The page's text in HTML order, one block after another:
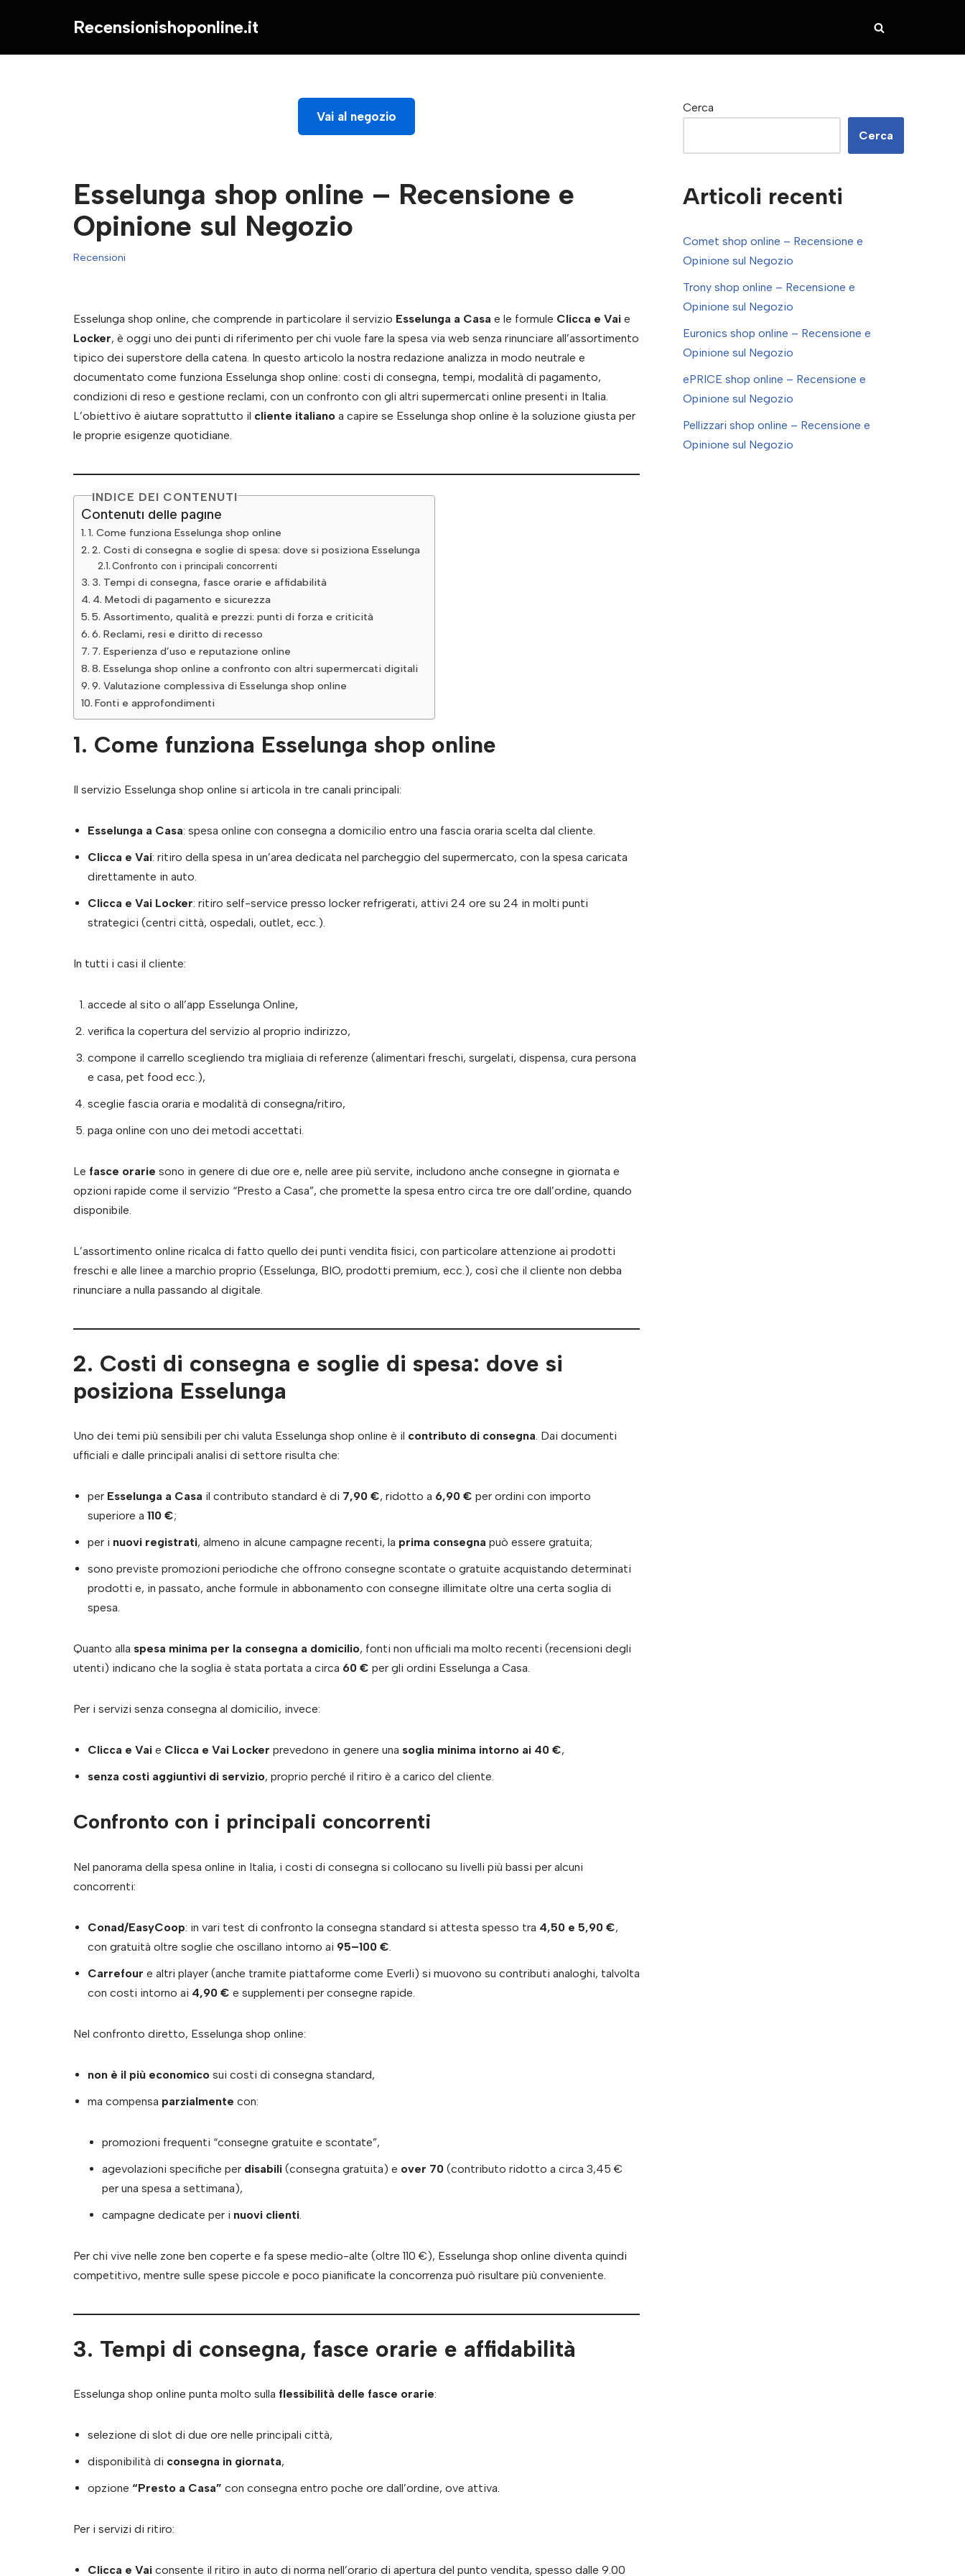
al
Recensionishoponline.it
Vai al negozio
Esselunga shop online – Recensione e
Opinione sul Negozio
Recensioni
Esselunga shop online, che comprende in particolare il servizio Esselunga a Casa e le formule Clicca e Vai e
Locker, è oggi uno dei punti di riferimento per chi vuole fare la spesa via web senza rinunciare all’assortimento
tipico dei superstore della catena. In questo articolo la nostra redazione analizza in modo neutrale e
documentato come funziona Esselunga shop online: costi di consegna, tempi, modalità di pagamento,
condizioni di reso e gestione reclami, con un confronto con gli altri supermercati online presenti in Italia.
L’obiettivo è aiutare soprattutto il cliente italiano a capire se Esselunga shop online è la soluzione giusta per
le proprie esigenze quotidiane.
INDICE DEI CONTENUTI
Contenuti delle pagine
1. Come funziona Esselunga shop online
2. Costi di consegna e soglie di spesa: dove si posiziona Esselunga
Confronto con i principali concorrenti
3. Tempi di consegna, fasce orarie e affidabilità
4. Metodi di pagamento e sicurezza
5. Assortimento, qualità e prezzi: punti di forza e criticità
6. Reclami, resi e diritto di recesso
7. Esperienza d’uso e reputazione online
8. Esselunga shop online a confronto con altri supermercati digitali
9. Valutazione complessiva di Esselunga shop online
Fonti e approfondimenti
1. Come funziona Esselunga shop online
Il servizio Esselunga shop online si articola in tre canali principali:
Esselunga a Casa: spesa online con consegna a domicilio entro una fascia oraria scelta dal cliente.
Clicca e Vai: ritiro della spesa in un’area dedicata nel parcheggio del supermercato, con la spesa caricata
direttamente in auto.
Clicca e Vai Locker: ritiro self-service presso locker refrigerati, attivi 24 ore su 24 in molti punti
strategici (centri città, ospedali, outlet, ecc.).
In tutti i casi il cliente:
accede al sito o all’app Esselunga Online,
verifica la copertura del servizio al proprio indirizzo,
compone il carrello scegliendo tra migliaia di referenze (alimentari freschi, surgelati, dispensa, cura persona
e casa, pet food ecc.),
sceglie fascia oraria e modalità di consegna/ritiro,
paga online con uno dei metodi accettati.
Le fasce orarie sono in genere di due ore e, nelle aree più servite, includono anche consegne in giornata e
opzioni rapide come il servizio “Presto a Casa”, che promette la spesa entro circa tre ore dall’ordine, quando
disponibile.
L’assortimento online ricalca di fatto quello dei punti vendita fisici, con particolare attenzione ai prodotti
freschi e alle linee a marchio proprio (Esselunga, BIO, prodotti premium, ecc.), così che il cliente non debba
rinunciare a nulla passando al digitale.
2. Costi di consegna e soglie di spesa: dove si
posiziona Esselunga
Uno dei temi più sensibili per chi valuta Esselunga shop online è il contributo di consegna. Dai documenti
ufficiali e dalle principali analisi di settore risulta che:
per Esselunga a Casa il contributo standard è di 7,90 €, ridotto a 6,90 € per ordini con importo
superiore a 110 €;
per i nuovi registrati, almeno in alcune campagne recenti, la prima consegna può essere gratuita;
sono previste promozioni periodiche che offrono consegne scontate o gratuite acquistando determinati
prodotti e, in passato, anche formule in abbonamento con consegne illimitate oltre una certa soglia di
spesa.
Quanto alla spesa minima per la consegna a domicilio, fonti non ufficiali ma molto recenti (recensioni degli
utenti) indicano che la soglia è stata portata a circa 60 € per gli ordini Esselunga a Casa.
Per i servizi senza consegna al domicilio, invece:
Clicca e Vai e Clicca e Vai Locker prevedono in genere una soglia minima intorno ai 40 €,
senza costi aggiuntivi di servizio, proprio perché il ritiro è a carico del cliente.
Confronto con i principali concorrenti
Nel panorama della spesa online in Italia, i costi di consegna si collocano su livelli più bassi per alcuni
concorrenti:
Conad/EasyCoop: in vari test di confronto la consegna standard si attesta spesso tra 4,50 e 5,90 €,
con gratuità oltre soglie che oscillano intorno ai 95–100 €.
Carrefour e altri player (anche tramite piattaforme come Everli) si muovono su contributi analoghi, talvolta
con costi intorno ai 4,90 € e supplementi per consegne rapide.
Nel confronto diretto, Esselunga shop online:
non è il più economico sui costi di consegna standard,
ma compensa parzialmente con:
promozioni frequenti “consegne gratuite e scontate”,
agevolazioni specifiche per disabili (consegna gratuita) e over 70 (contributo ridotto a circa 3,45 €
per una spesa a settimana),
campagne dedicate per i nuovi clienti.
Per chi vive nelle zone ben coperte e fa spese medio-alte (oltre 110 €), Esselunga shop online diventa quindi
competitivo, mentre sulle spese piccole e poco pianificate la concorrenza può risultare più conveniente.
3. Tempi di consegna, fasce orarie e affidabilità
Esselunga shop online punta molto sulla flessibilità delle fasce orarie:
selezione di slot di due ore nelle principali città,
disponibilità di consegna in giornata,
opzione “Presto a Casa” con consegna entro poche ore dall’ordine, ove attiva.
Per i servizi di ritiro:
Clicca e Vai consente il ritiro in auto di norma nell’orario di apertura del punto vendita, spesso dalle 9.00
Cerca
Cerca
Articoli recenti
Comet shop online – Recensione e
Opinione sul Negozio
Trony shop online – Recensione e
Opinione sul Negozio
Euronics shop online – Recensione e
Opinione sul Negozio
ePRICE shop online – Recensione e
Opinione sul Negozio
Pellizzari shop online – Recensione e
Opinione sul Negozio